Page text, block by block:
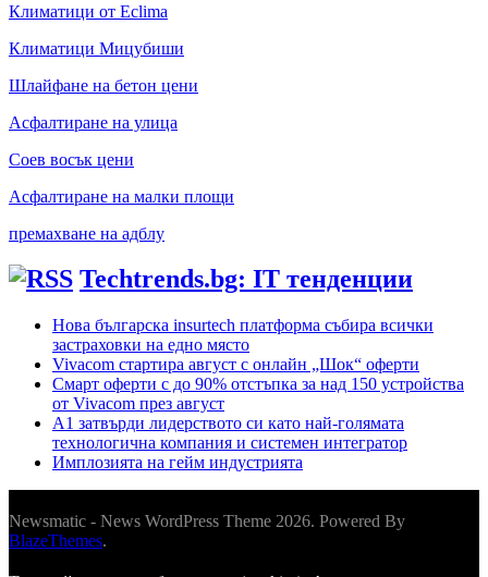
Климатици от Eclima
Климатици Мицубиши
Шлайфане на бетон цени
Асфалтиране на улица
Соев восък цени
Асфалтиране на малки площи
премахване на адблу
Techtrends.bg: IT тенденции
Нова българска insurtech платформа събира всички
застраховки на едно място
Vivacom стартира август с онлайн „Шок“ оферти
Смарт оферти с до 90% отстъпка за над 150 устройства
от Vivacom през август
А1 затвърди лидерството си като най-голямата
технологична компания и системен интегратор
Имплозията на гейм индустрията
Newsmatic - News WordPress Theme 2026. Powered By
BlazeThemes.